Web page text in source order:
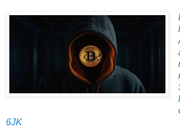
6JK